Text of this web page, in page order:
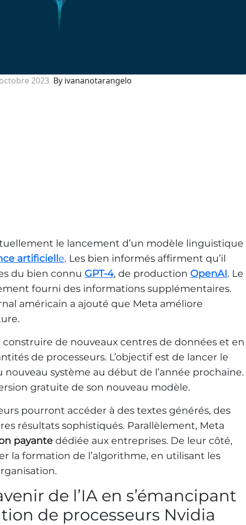
2023 By ivananotarangelo
le lancement d’un modèle linguistique
artificielle. Les bien informés affirment qu’il
du bien connu GPT-4, de production OpenAI. Le
fourni des informations supplémentaires.
américain a ajouté que Meta améliore
de nouveaux centres de données et en
de processeurs. L’objectif est de lancer le
système au début de l’année prochaine.
gratuite de son nouveau modèle.
pourront accéder à des textes générés, des
résultats sophistiqués. Parallèlement, Meta
payante dédiée aux entreprises. De leur côté,
la formation de l’algorithme, en utilisant les
de l’IA en s’émancipant
de processeurs Nvidia